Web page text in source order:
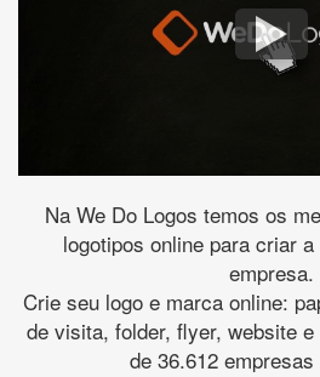
Na We Do Logos temos os
logotipos online para criar
empresa.
Crie seu logo e marca online:
de visita, folder, flyer, website
de 36.612